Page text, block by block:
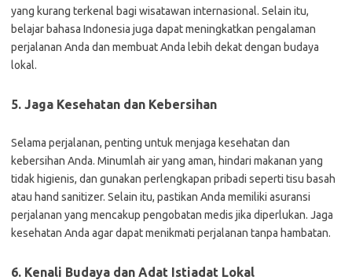
yang kurang terkenal bagi wisatawan internasional. Selain itu,
belajar bahasa Indonesia juga dapat meningkatkan pengalaman
perjalanan Anda dan membuat Anda lebih dekat dengan budaya
lokal.
5. Jaga Kesehatan dan Kebersihan
Selama perjalanan, penting untuk menjaga kesehatan dan
kebersihan Anda. Minumlah air yang aman, hindari makanan yang
tidak higienis, dan gunakan perlengkapan pribadi seperti tisu basah
atau hand sanitizer. Selain itu, pastikan Anda memiliki asuransi
perjalanan yang mencakup pengobatan medis jika diperlukan. Jaga
kesehatan Anda agar dapat menikmati perjalanan tanpa hambatan.
6. Kenali Budaya dan Adat Istiadat Lokal